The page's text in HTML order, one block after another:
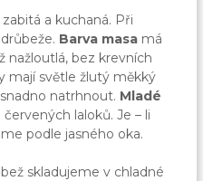
a kuchaná. Při
Barva masa má
nažloutlá, bez krevních
mají světle žlutý měkký
natrhnout. Mladé
laloků. Je – li
podle jasného oka.
skladujeme v chladné